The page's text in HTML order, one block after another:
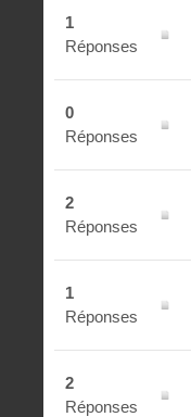
1
Réponses
0
Réponses
2
Réponses
1
Réponses
2
Réponses